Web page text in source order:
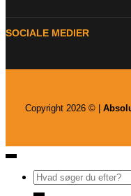
SOCIALE MEDIER
Copyright 2026 © |
Søg
efter: